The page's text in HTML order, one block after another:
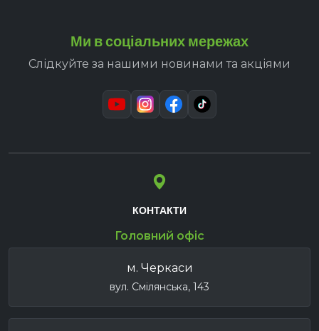
Ми в соціальних мережах
Слідкуйте за нашими новинами та акціями
КОНТАКТИ
Головний офіс
м. Черкаси
вул. Смілянська, 143